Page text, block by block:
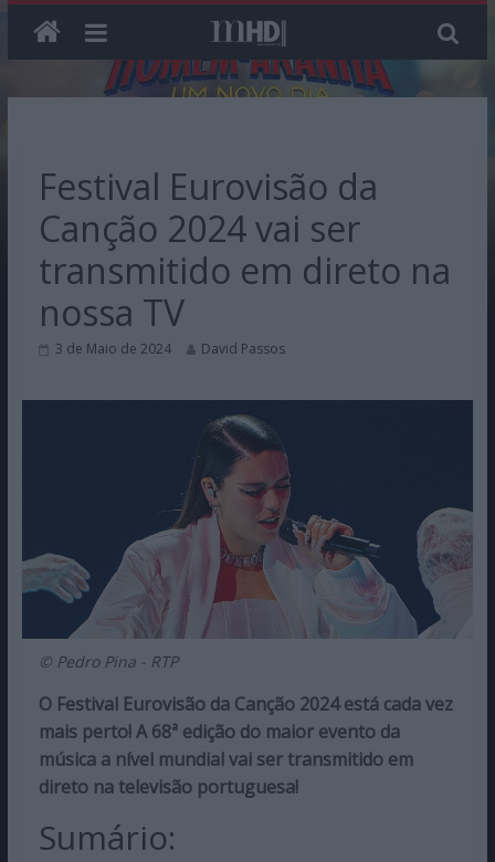
Festival Eurovisão da
Canção 2024 vai ser
transmitido em direto na
nossa TV
3 de Maio de 2024 David Passos
© Pedro Pina - RTP
O Festival Eurovisão da Canção 2024 está cada vez
mais perto! A 68ª edição do maior evento da
música a nível mundial vai ser transmitido em
direto na televisão portuguesa!
Sumário: